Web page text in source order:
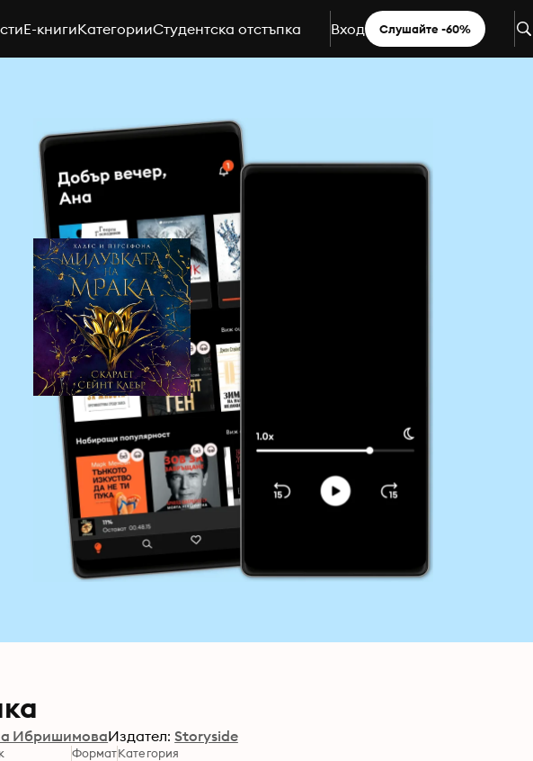
E-книгиКатегорииСтудентска отстъпка Вход Слушайте -60%
ИбришимоваИздател: Storyside
ФорматКатегория